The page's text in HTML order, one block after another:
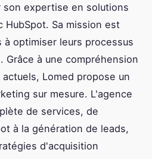
son expertise en solutions
HubSpot. Sa mission est
optimiser leurs processus
Grâce à une compréhension
Lomed propose un
sur mesure. L'agence
de services, de
à la génération de leads,
d'acquisition